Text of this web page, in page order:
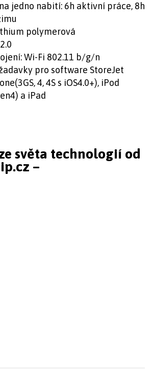
jedno nabití: 6h aktivní práce, 8h
polymerová
Wi-Fi 802.11 b/g/n
pro software StoreJet
4, 4S s iOS4.0+), iPod
a iPad
světa technologií od
–